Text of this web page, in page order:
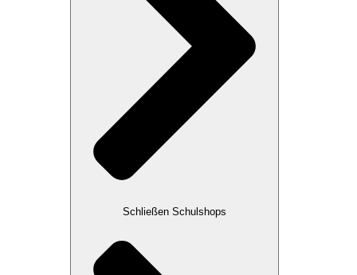
Schließen Schulshops